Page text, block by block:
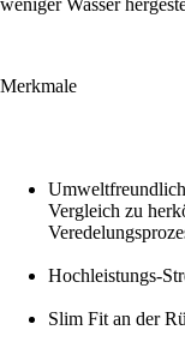
Merkmale
Vergleich zu
Hochleistungs-
Slim Fit an der